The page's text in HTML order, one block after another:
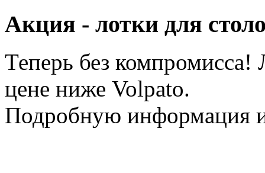
Акция - лотки для
Теперь без компромисса!
цене ниже Volpato.
Подробную информация